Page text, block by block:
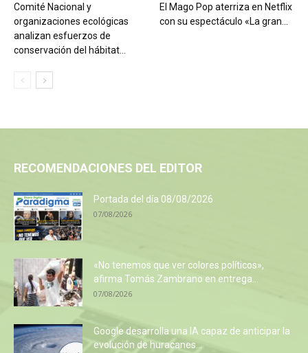
Comité Nacional y
organizaciones ecológicas
analizan esfuerzos de
conservación del hábitat...
El Mago Pop aterriza en Netflix
con su espectáculo «La gran...
RECOMENDACIONES DEL EDITOR
Portada del día 08/08/2026
07/08/2026
«No tenemos que ver colores políticos»,
afirma Tomás Zambrano en entrega...
07/08/2026
Google desarrolla una IA capaz de anticipar la
evolución de huracanes...